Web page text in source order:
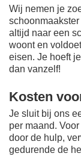
Wij nemen je
altijd naar een
woont en
eisen. Je hoeft
dan vanzelf!
Kosten
Je sluit bij ons
per maand.
door de hulp,
gedurende de